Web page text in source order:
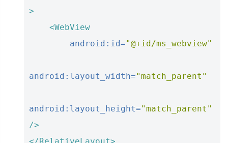
>
<WebView
android:id="@+id/ms_webview"
android:layout_width="match_parent"
android:layout_height="match_parent"
/>